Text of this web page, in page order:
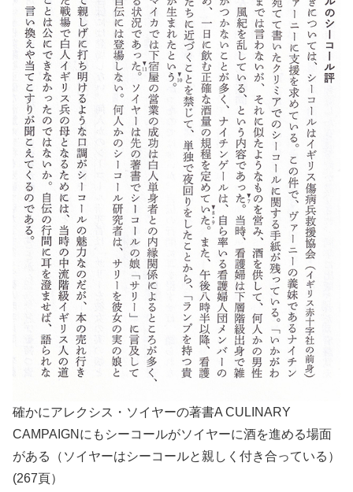
確かにアレクシス・ソイヤーの著書A CULINARY
CAMPAIGNにもシーコールがソイヤーに酒を進める場面
がある（ソイヤーはシーコールと親しく付き合っている）
(267頁）